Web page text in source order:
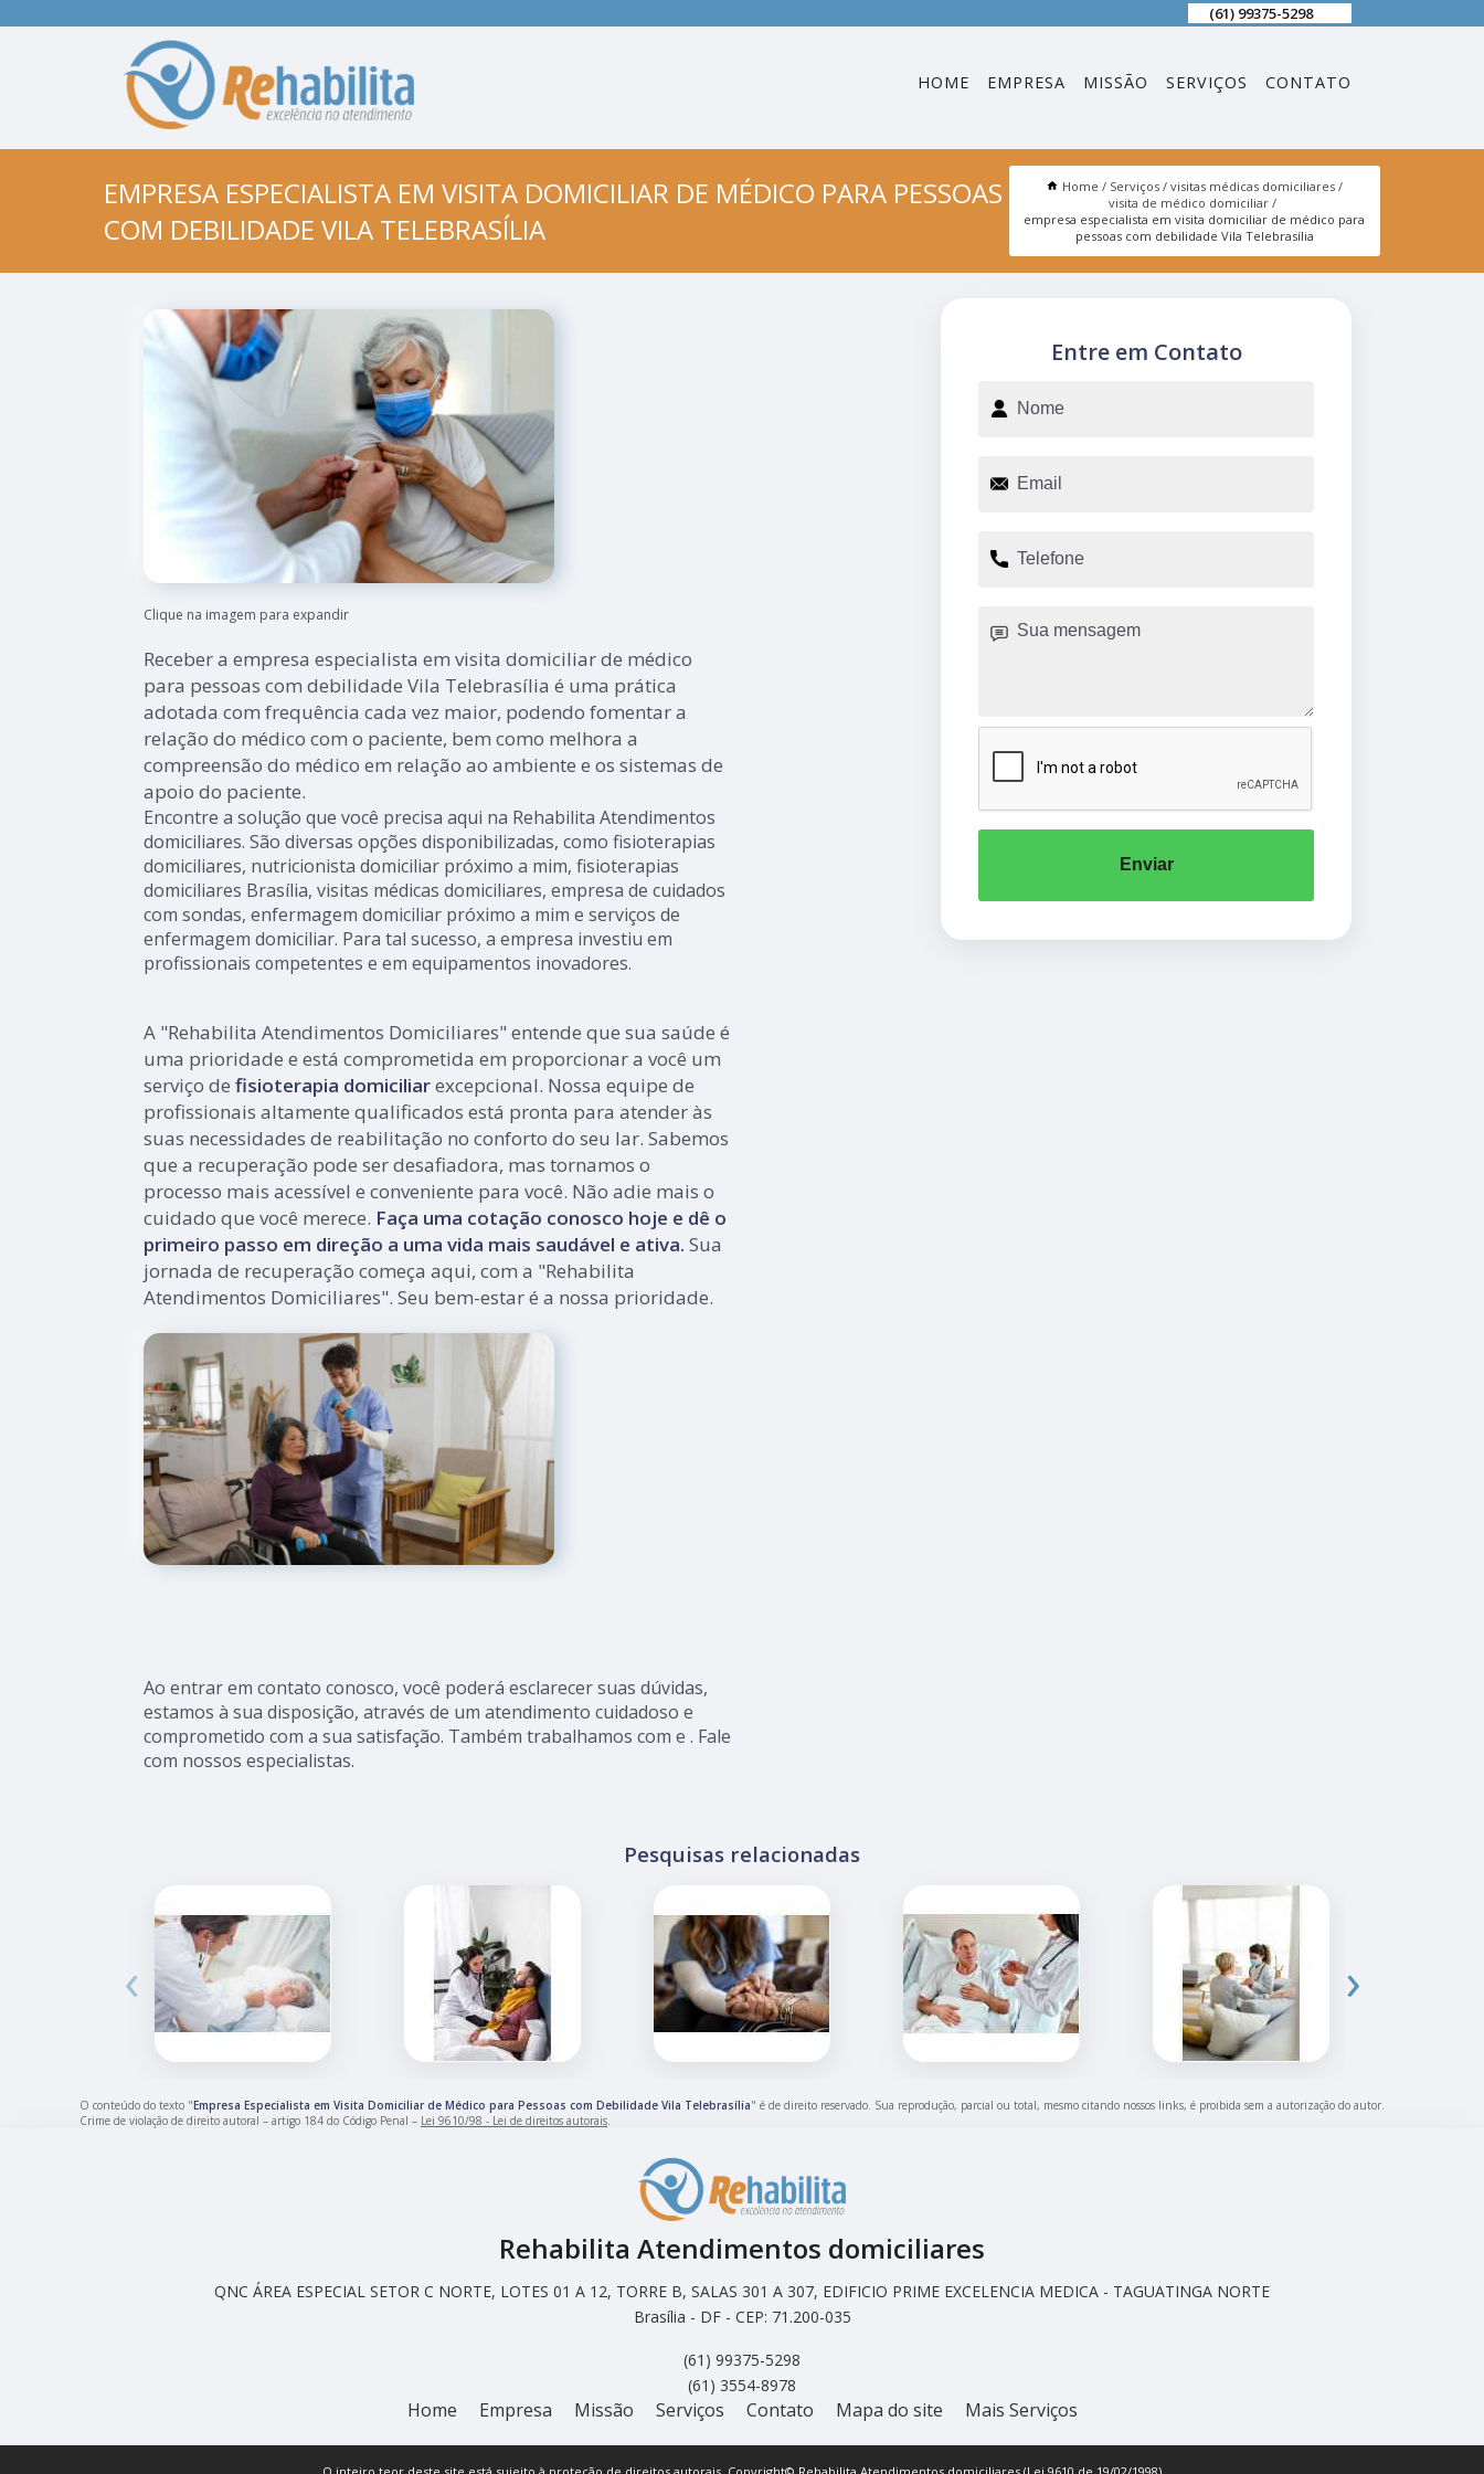
(61) 99375-5298
HOME EMPRESA MISSÃO SERVIÇOS CONTATO
EMPRESA ESPECIALISTA EM VISITA DOMICILIAR DE MÉDICO PARA PESSOAS
COM DEBILIDADE VILA TELEBRASÍLIA
Home Serviços
visitas médicas domiciliares
visita de médico domiciliar
empresa especialista em visita domiciliar de médico para
pessoas com debilidade Vila Telebrasília
Clique na imagem para expandir
Receber a empresa especialista em visita domiciliar de médico
para pessoas com debilidade Vila Telebrasília é uma prática
adotada com frequência cada vez maior, podendo fomentar a
relação do médico com o paciente, bem como melhora a
compreensão do médico em relação ao ambiente e os sistemas de
apoio do paciente.
Encontre a solução que você precisa aqui na Rehabilita Atendimentos
domiciliares. São diversas opções disponibilizadas, como fisioterapias
domiciliares, nutricionista domiciliar próximo a mim, fisioterapias
domiciliares Brasília, visitas médicas domiciliares, empresa de cuidados
com sondas, enfermagem domiciliar próximo a mim e serviços de
enfermagem domiciliar. Para tal sucesso, a empresa investiu em
profissionais competentes e em equipamentos inovadores.
A "Rehabilita Atendimentos Domiciliares" entende que sua saúde é
uma prioridade e está comprometida em proporcionar a você um
serviço de fisioterapia domiciliarexcepcional. Nossa equipe de
profissionais altamente qualificados está pronta para atender às
suas necessidades de reabilitação no conforto do seu lar. Sabemos
que a recuperação pode ser desafiadora, mas tornamos o
processo mais acessível e conveniente para você. Não adie mais o
cuidado que você merece. Faça uma cotação conosco hoje e dê o
primeiro passo em direção a uma vida mais saudável e ativa. Sua
jornada de recuperação começa aqui, com a "Rehabilita
Atendimentos Domiciliares". Seu bem-estar é a nossa prioridade.
Ao entrar em contato conosco, você poderá esclarecer suas dúvidas,
estamos à sua disposição, através de um atendimento cuidadoso e
comprometido com a sua satisfação. Também trabalhamos com e . Fale
com nossos especialistas.
Entre em Contato
Enviar
Pesquisas relacionadas
‹ ›
O conteúdo do texto "Empresa Especialista em Visita Domiciliar de Médico para Pessoas com Debilidade Vila Telebrasília" é de direito reservado. Sua reprodução, parcial ou total, mesmo citando nossos links, é proibida sem a autorização do autor.
Crime de violação de direito autoral – artigo 184 do Código Penal – Lei 9610/98 - Lei de direitos autorais.
Rehabilita Atendimentos domiciliares
QNC ÁREA ESPECIAL SETOR C NORTE, LOTES 01 A 12, TORRE B, SALAS 301 A 307, EDIFICIO PRIME EXCELENCIA MEDICA - TAGUATINGA NORTE
Brasília - DF - CEP: 71.200-035
(61) 99375-5298
(61) 3554-8978
Home Empresa Missão Serviços Contato Mapa do site Mais Serviços